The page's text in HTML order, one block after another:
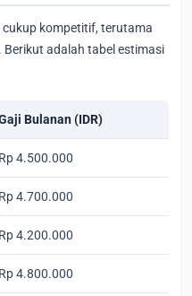
cukup kompetitif, terutama
Berikut adalah tabel estimasi
Bulanan (IDR)
Rp 4.500.000
Rp 4.700.000
Rp 4.200.000
Rp 4.800.000